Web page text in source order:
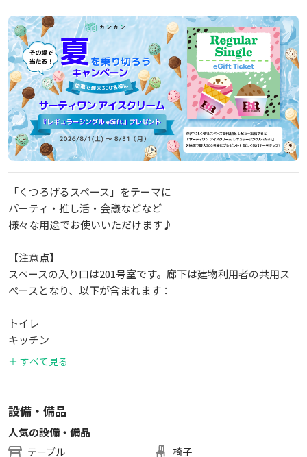
「くつろげるスペース」をテーマに
パーティ・推し活・会議などなど
様々な用途でお使いいただけます♪
【注意点】
スペースの入り口は201号室です。廊下は建物利用者の共用ス
ペースとなり、以下が含まれます：
トイレ
キッチン
下駄箱
をお願いいたします。
【用途】多目的 貸切 時間貸し少人数
＋ すべて見る
設備・備品
人気の設備・備品
テーブル
椅子